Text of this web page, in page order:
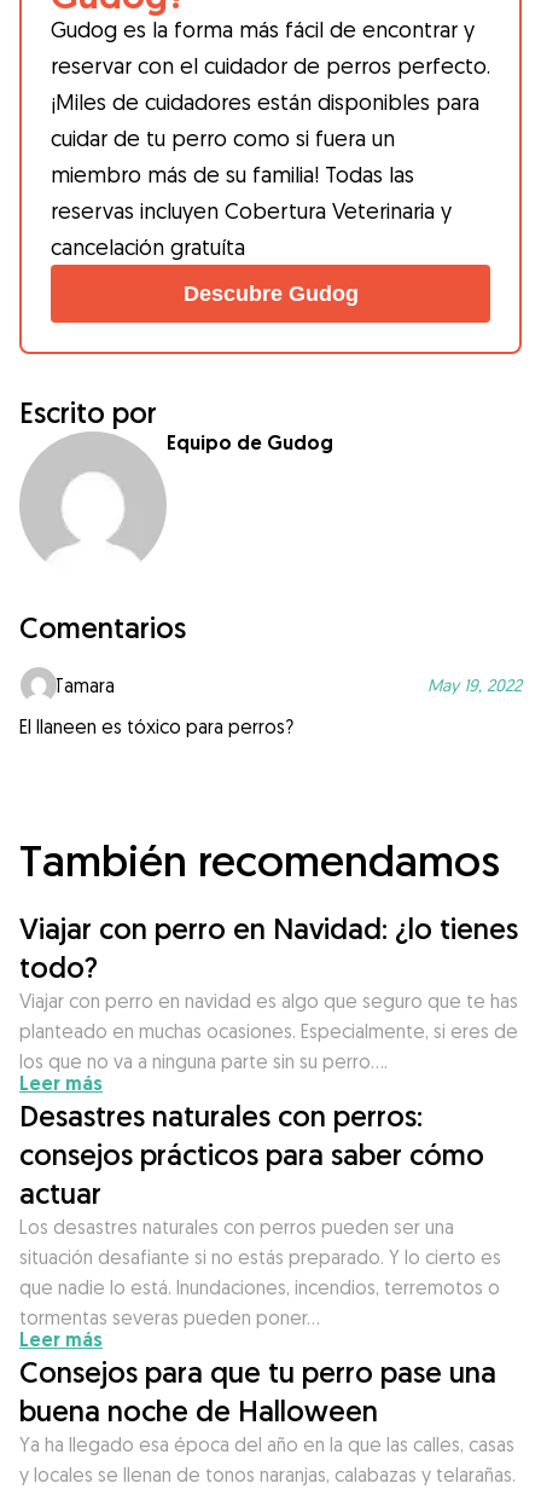
Gudog es la forma más fácil de encontrar y
reservar con el cuidador de perros perfecto.
¡Miles de cuidadores están disponibles para
cuidar de tu perro como si fuera un
miembro más de su familia! Todas las
reservas incluyen Cobertura Veterinaria y
cancelación gratuíta
Descubre Gudog
Escrito por
Equipo de Gudog
Comentarios
Tamara May 19, 2022
El llaneen es tóxico para perros?
También recomendamos
Viajar con perro en Navidad: ¿lo tienes
todo?
Viajar con perro en navidad es algo que seguro que te has
planteado en muchas ocasiones. Especialmente, si eres de
los que no va a ninguna parte sin su perro….
Leer más
Desastres naturales con perros:
consejos prácticos para saber cómo
actuar
Los desastres naturales con perros pueden ser una
situación desafiante si no estás preparado. Y lo cierto es
que nadie lo está. Inundaciones, incendios, terremotos o
tormentas severas pueden poner…
Leer más
Consejos para que tu perro pase una
buena noche de Halloween
Ya ha llegado esa época del año en la que las calles, casas
y locales se llenan de tonos naranjas, calabazas y telarañas.